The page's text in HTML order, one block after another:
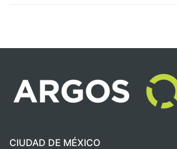
CIUDAD DE MÉXICO